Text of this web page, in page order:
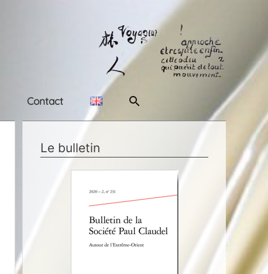
Contact Rechercher
Le bulletin